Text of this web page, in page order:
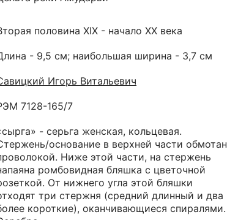
половина XIX - начало ХХ века
- 9,5 см; наибольшая ширина - 3,7 см
Игорь Витальевич
7128-165/7
- серьга женская, кольцевая.
основание в верхней части обмотан
Ниже этой части, на стержень
ромбовидная бляшка с цветочной
От нижнего угла этой бляшки
три стержня (средний длинный и два
короткие), оканчивающиеся спиралями.